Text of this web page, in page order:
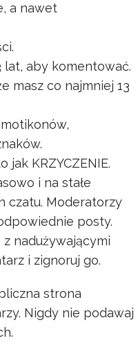
a nawet
lat, aby komentować.
masz co najmniej 13
jak KRZYCZENIE.
i na stałe
czatu. Moderatorzy
posty.
nadużywającymi
i zignoruj go.
strona
Nigdy nie podawaj